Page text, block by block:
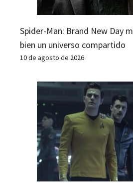
Spider-Man: Brand New Day
bien un universo compartido
10 de agosto de 2026